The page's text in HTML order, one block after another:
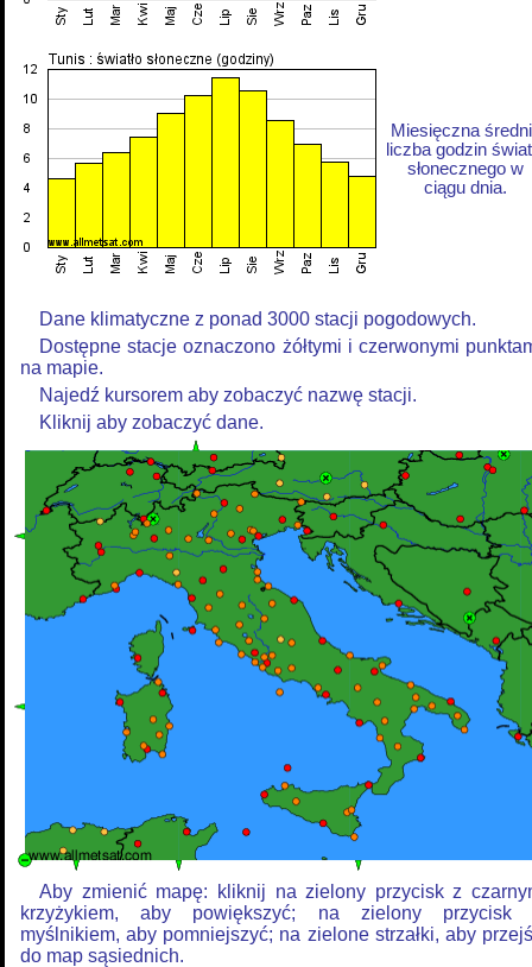
Miesięczna
liczba godzin
słonecznego w
ciągu dnia.
Dane klimatyczne z ponad 3000 stacji pogodowych.
Dostępne stacje oznaczono żółtymi i czerwonymi
na mapie.
Najedź kursorem aby zobaczyć nazwę stacji.
Kliknij aby zobaczyć dane.
Aby zmienić mapę: kliknij na zielony przycisk z
krzyżykiem, aby powiększyć; na zielony przycisk
myślnikiem, aby pomniejszyć; na zielone strzałki, aby
do map sąsiednich.